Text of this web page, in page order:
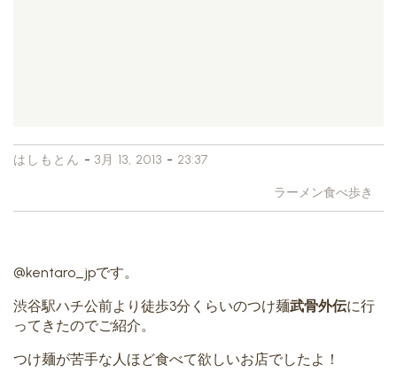
はしもとん - 3月 13, 2013 - 23:37
ラーメン食べ歩き
@kentaro_jpです。
渋谷駅ハチ公前より徒歩3分くらいのつけ麺武骨外伝に行
ってきたのでご紹介。
つけ麺が苦手な人ほど食べて欲しいお店でしたよ！